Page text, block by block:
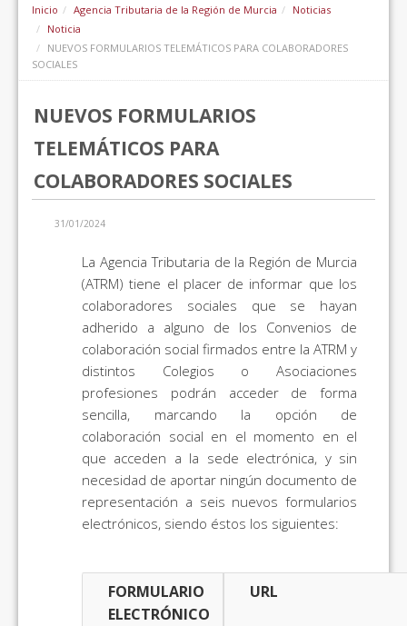
Inicio Agencia Tributaria de la Región de Murcia
Noticias
Noticia
NUEVOS FORMULARIOS TELEMÁTICOS PARA COLABORADORES
SOCIALES
NUEVOS FORMULARIOS
TELEMÁTICOS PARA
COLABORADORES SOCIALES
31/01/2024
La Agencia Tributaria de la Región de Murcia
(ATRM) tiene el placer de informar que los
colaboradores sociales que se hayan
adherido a alguno de los Convenios de
colaboración social firmados entre la ATRM y
distintos Colegios o Asociaciones
profesiones podrán acceder de forma
sencilla, marcando la opción de
colaboración social en el momento en el
que acceden a la sede electrónica, y sin
necesidad de aportar ningún documento de
representación a seis nuevos formularios
electrónicos, siendo éstos los siguientes:
FORMULARIO
ELECTRÓNICO
URL